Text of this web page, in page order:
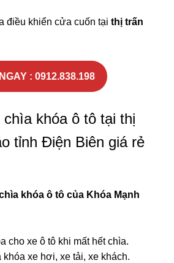
điều khiển cửa cuốn tạithị trấn
: 0912.838.198
khóa ô tô tại thị
tỉnh Điện Biên giá rẻ
khóa ô tô của Khóa Mạnh
cho xe ô tô khi mất hết chìa.
khóa xe hơi, xe tải, xe khách.